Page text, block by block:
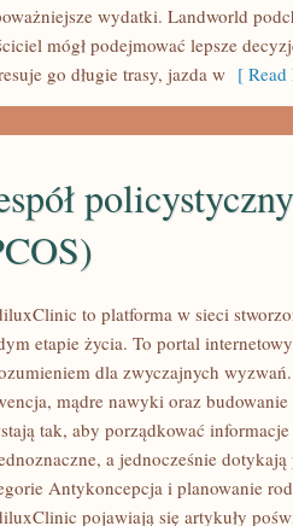
wydatki. Landworld
mógł podejmować lepsze
go długie trasy, jazda w [
to platforma w sieci
etapie życia. To portal
dla zwyczajnych
mądre nawyki oraz
tak, aby porządkować
a jednocześnie
Antykoncepcja i planowanie
pojawiają się artykuły